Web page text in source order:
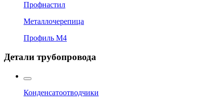
Профнастил
Металлочерепица
Профиль М4
Детали трубопровода
Конденсатоотводчики